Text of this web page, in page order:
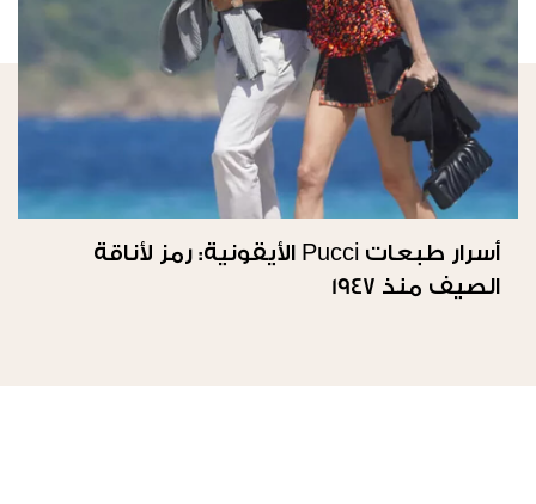
أسرار طبعات Pucci الأيقونية: رمز لأناقة
الصيف منذ 1947